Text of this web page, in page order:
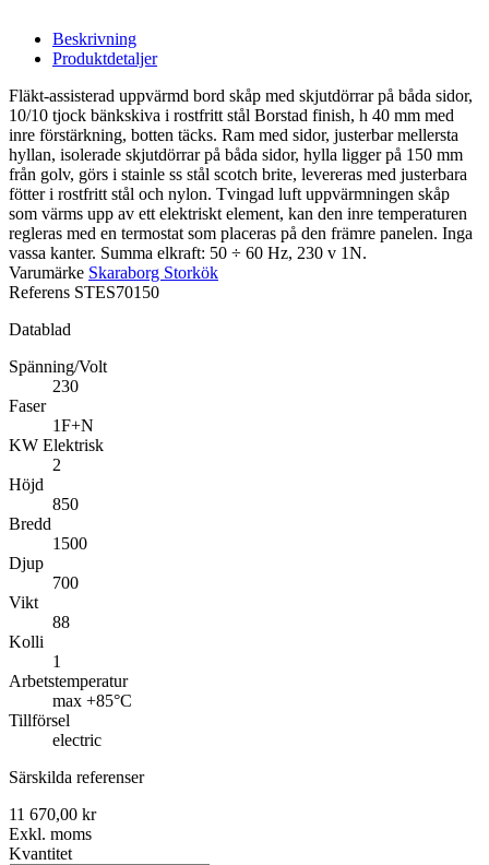
Beskrivning
Produktdetaljer
Fläkt-assisterad uppvärmd bord skåp med skjutdörrar på båda sidor,
10/10 tjock bänkskiva i rostfritt stål Borstad finish, h 40 mm med
inre förstärkning, botten täcks. Ram med sidor, justerbar mellersta
hyllan, isolerade skjutdörrar på båda sidor, hylla ligger på 150 mm
från golv, görs i stainle ss stål scotch brite, levereras med justerbara
fötter i rostfritt stål och nylon. Tvingad luft uppvärmningen skåp
som värms upp av ett elektriskt element, kan den inre temperaturen
regleras med en termostat som placeras på den främre panelen. Inga
vassa kanter. Summa elkraft: 50 ÷ 60 Hz, 230 v 1N.
Varumärke Skaraborg Storkök
Referens STES70150
Datablad
Spänning/Volt
230
Faser
1F+N
KW Elektrisk
2
Höjd
850
Bredd
1500
Djup
700
Vikt
88
Kolli
1
Arbetstemperatur
max +85°C
Tillförsel
electric
Särskilda referenser
11 670,00 kr
Exkl. moms
Kvantitet